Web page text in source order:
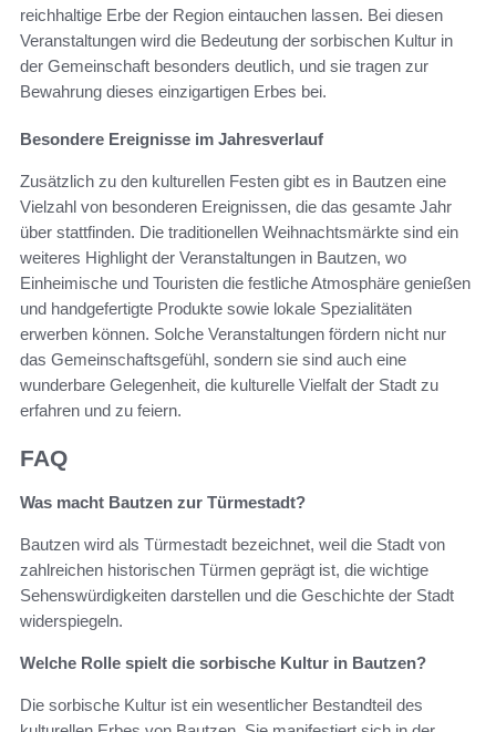
reichhaltige Erbe der Region eintauchen lassen. Bei diesen
Veranstaltungen wird die Bedeutung der sorbischen Kultur in
der Gemeinschaft besonders deutlich, und sie tragen zur
Bewahrung dieses einzigartigen Erbes bei.
Besondere Ereignisse im Jahresverlauf
Zusätzlich zu den kulturellen Festen gibt es in Bautzen eine
Vielzahl von besonderen Ereignissen, die das gesamte Jahr
über stattfinden. Die traditionellen Weihnachtsmärkte sind ein
weiteres Highlight der Veranstaltungen in Bautzen, wo
Einheimische und Touristen die festliche Atmosphäre genießen
und handgefertigte Produkte sowie lokale Spezialitäten
erwerben können. Solche Veranstaltungen fördern nicht nur
das Gemeinschaftsgefühl, sondern sie sind auch eine
wunderbare Gelegenheit, die kulturelle Vielfalt der Stadt zu
erfahren und zu feiern.
FAQ
Was macht Bautzen zur Türmestadt?
Bautzen wird als Türmestadt bezeichnet, weil die Stadt von
zahlreichen historischen Türmen geprägt ist, die wichtige
Sehenswürdigkeiten darstellen und die Geschichte der Stadt
widerspiegeln.
Welche Rolle spielt die sorbische Kultur in Bautzen?
Die sorbische Kultur ist ein wesentlicher Bestandteil des